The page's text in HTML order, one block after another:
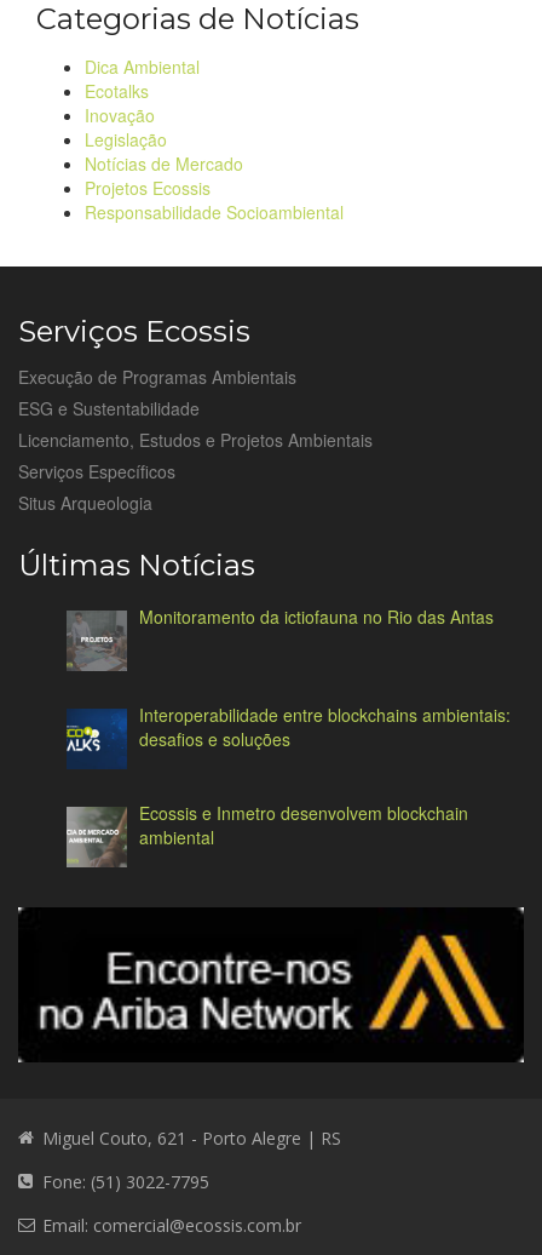
Categorias de Notícias
Dica Ambiental
Ecotalks
Inovação
Legislação
Notícias de Mercado
Projetos Ecossis
Responsabilidade Socioambiental
Serviços Ecossis
Execução de Programas Ambientais
ESG e Sustentabilidade
Licenciamento, Estudos e Projetos Ambientais
Serviços Específicos
Situs Arqueologia
Últimas Notícias
Monitoramento da ictiofauna no Rio das Antas
Interoperabilidade entre blockchains ambientais:
desafios e soluções
Ecossis e Inmetro desenvolvem blockchain
ambiental
Miguel Couto, 621 - Porto Alegre | RS
Fone: (51) 3022-7795
Email: comercial@ecossis.com.br